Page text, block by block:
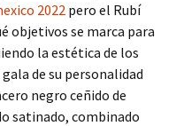
2022pero el Rubí
objetivos se marca para
la estética de los
de su personalidad
negro ceñido de
satinado, combinado